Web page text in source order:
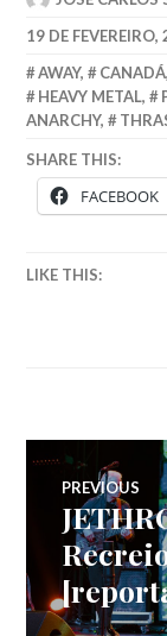
19 DE FEVEREIRO,
AWAY, CANADÁ,
HEAVY METAL,
ANARCHY,
SHARE THIS:
FACEBOOK
LIKE THIS:
de
PREVIOUS
Previous
post: